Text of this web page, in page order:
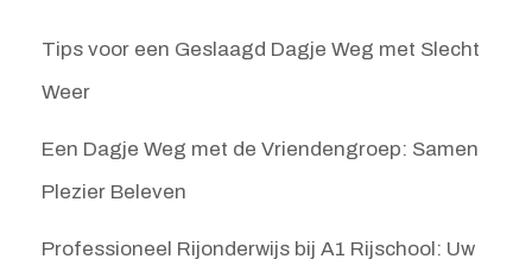
Tips voor een Geslaagd Dagje Weg met Slecht
Weer
Een Dagje Weg met de Vriendengroep: Samen
Plezier Beleven
Professioneel Rijonderwijs bij A1 Rijschool: Uw